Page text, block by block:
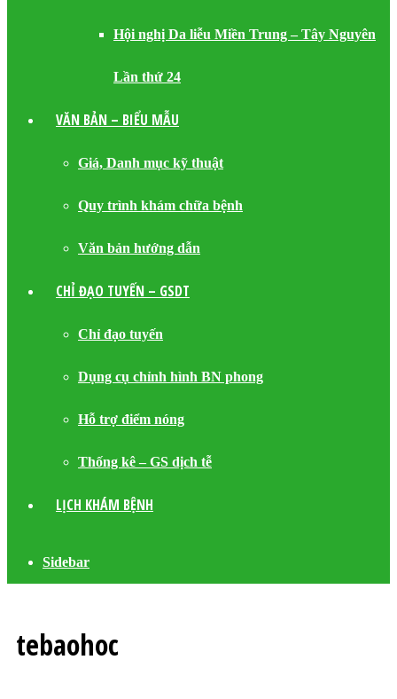
Hội nghị Da liễu Miền Trung – Tây Nguyên
Lần thứ 24
VĂN BẢN – BIỂU MẪU
Giá, Danh mục kỹ thuật
Quy trình khám chữa bệnh
Văn bản hướng dẫn
CHỈ ĐẠO TUYẾN – GSDT
Chỉ đạo tuyến
Dụng cụ chỉnh hình BN phong
Hỗ trợ điểm nóng
Thống kê – GS dịch tễ
LỊCH KHÁM BỆNH
Sidebar
tebaohoc